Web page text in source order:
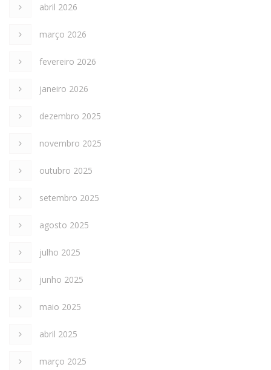
abril 2026
março 2026
fevereiro 2026
janeiro 2026
dezembro 2025
novembro 2025
outubro 2025
setembro 2025
agosto 2025
julho 2025
junho 2025
maio 2025
abril 2025
março 2025